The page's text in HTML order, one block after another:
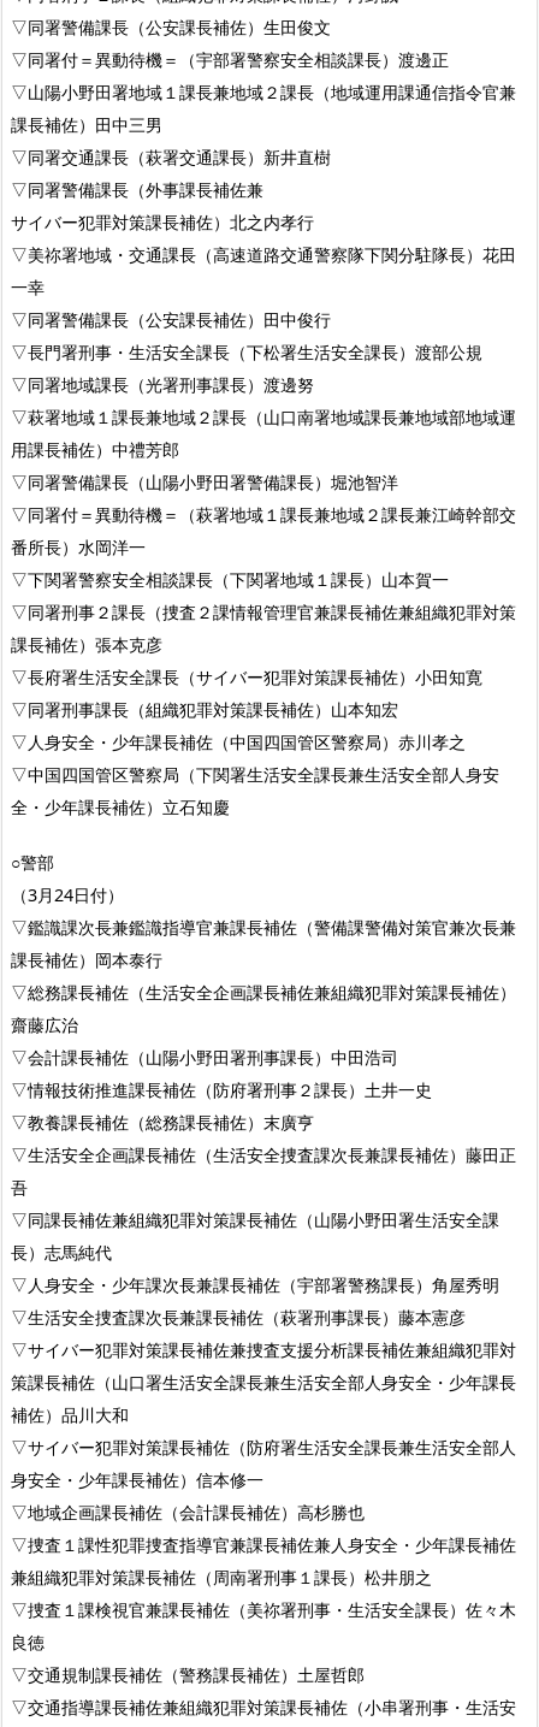
▽同署警備課長（公安課長補佐）生田俊文
▽同署付＝異動待機＝（宇部署警察安全相談課長）渡邊正
▽山陽小野田署地域１課長兼地域２課長（地域運用課通信指令官兼
課長補佐）田中三男
▽同署交通課長（萩署交通課長）新井直樹
▽同署警備課長（外事課長補佐兼
サイバー犯罪対策課長補佐）北之内孝行
▽美祢署地域・交通課長（高速道路交通警察隊下関分駐隊長）花田
一幸
▽同署警備課長（公安課長補佐）田中俊行
▽長門署刑事・生活安全課長（下松署生活安全課長）渡部公規
▽同署地域課長（光署刑事課長）渡邊努
▽萩署地域１課長兼地域２課長（山口南署地域課長兼地域部地域運
用課長補佐）中禮芳郎
▽同署警備課長（山陽小野田署警備課長）堀池智洋
▽同署付＝異動待機＝（萩署地域１課長兼地域２課長兼江崎幹部交
番所長）水岡洋一
▽下関署警察安全相談課長（下関署地域１課長）山本賀一
▽同署刑事２課長（捜査２課情報管理官兼課長補佐兼組織犯罪対策
課長補佐）張本克彦
▽長府署生活安全課長（サイバー犯罪対策課長補佐）小田知寛
▽同署刑事課長（組織犯罪対策課長補佐）山本知宏
▽人身安全・少年課長補佐（中国四国管区警察局）赤川孝之
▽中国四国管区警察局（下関署生活安全課長兼生活安全部人身安
全・少年課長補佐）立石知慶
○警部
（3月24日付）
▽鑑識課次長兼鑑識指導官兼課長補佐（警備課警備対策官兼次長兼
課長補佐）岡本泰行
▽総務課長補佐（生活安全企画課長補佐兼組織犯罪対策課長補佐）
齋藤広治
▽会計課長補佐（山陽小野田署刑事課長）中田浩司
▽情報技術推進課長補佐（防府署刑事２課長）土井一史
▽教養課長補佐（総務課長補佐）末廣亨
▽生活安全企画課長補佐（生活安全捜査課次長兼課長補佐）藤田正
吾
▽同課長補佐兼組織犯罪対策課長補佐（山陽小野田署生活安全課
長）志馬純代
▽人身安全・少年課次長兼課長補佐（宇部署警務課長）角屋秀明
▽生活安全捜査課次長兼課長補佐（萩署刑事課長）藤本憲彦
▽サイバー犯罪対策課長補佐兼捜査支援分析課長補佐兼組織犯罪対
策課長補佐（山口署生活安全課長兼生活安全部人身安全・少年課長
補佐）品川大和
▽サイバー犯罪対策課長補佐（防府署生活安全課長兼生活安全部人
身安全・少年課長補佐）信本修一
▽地域企画課長補佐（会計課長補佐）高杉勝也
▽捜査１課性犯罪捜査指導官兼課長補佐兼人身安全・少年課長補佐
兼組織犯罪対策課長補佐（周南署刑事１課長）松井朋之
▽捜査１課検視官兼課長補佐（美祢署刑事・生活安全課長）佐々木
良徳
▽交通規制課長補佐（警務課長補佐）土屋哲郎
▽交通指導課長補佐兼組織犯罪対策課長補佐（小串署刑事・生活安